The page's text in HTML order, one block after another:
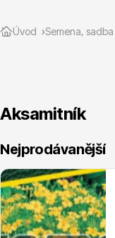
Úvod Semena, sadba
Aksamitník
Nejprodávanější